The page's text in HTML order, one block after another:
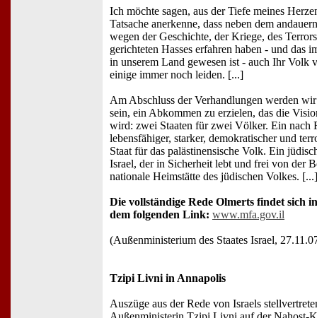
Ich möchte sagen, aus der Tiefe meines
Tatsache anerkenne, dass neben dem
wegen der Geschichte, der Kriege, des
gerichteten Hasses erfahren haben - und das
in unserem Land gewesen ist - auch Ihr Volk
einige immer noch leiden. [...]
Am Abschluss der Verhandlungen werden
sein, ein Abkommen zu erzielen, das die
wird: zwei Staaten für zwei Völker. Ein nach
lebensfähiger, starker, demokratischer und
Staat für das palästinensische Volk. Ein
Israel, der in Sicherheit lebt und frei von der
nationale Heimstätte des jüdischen Volkes.
Die vollständige Rede Olmerts findet sich
dem folgenden Link: www.mfa.gov.il
(Außenministerium des Staates Israel,
Tzipi Livni in Annapolis
Auszüge aus der Rede von Israels